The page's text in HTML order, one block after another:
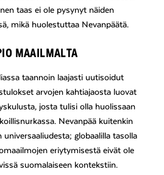
taas ei ole pysynyt näiden
mikä huolestuttaa Nevanpäätä.
MAAILMALTA
taannoin laajasti uutisoidut
arvojen kahtiajaosta luovat
josta tulisi olla huolissaan
Nevanpää kuitenkin
globaalilla tasolla
eriytymisestä eivät ole
suomalaiseen kontekstiin.